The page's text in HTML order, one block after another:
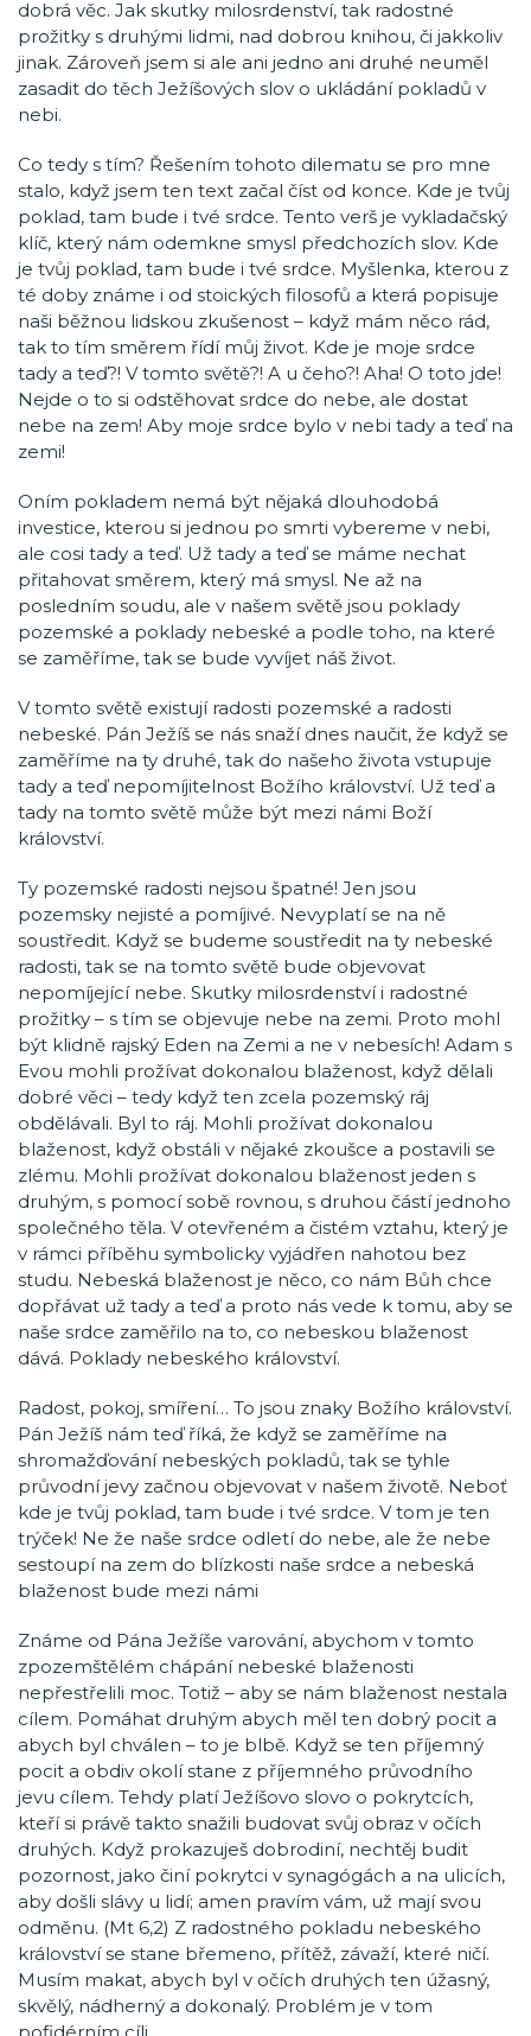
dobrá věc. Jak skutky milosrdenství, tak radostné
prožitky s druhými lidmi, nad dobrou knihou, či jakkoliv
jinak. Zároveň jsem si ale ani jedno ani druhé neuměl
zasadit do těch Ježíšových slov o ukládání pokladů v
nebi.
Co tedy s tím? Řešením tohoto dilematu se pro mne
stalo, když jsem ten text začal číst od konce. Kde je tvůj
poklad, tam bude i tvé srdce. Tento verš je vykladačský
klíč, který nám odemkne smysl předchozích slov. Kde
je tvůj poklad, tam bude i tvé srdce. Myšlenka, kterou z
té doby známe i od stoických filosofů a která popisuje
naši běžnou lidskou zkušenost – když mám něco rád,
tak to tím směrem řídí můj život. Kde je moje srdce
tady a teď?! V tomto světě?! A u čeho?! Aha! O toto jde!
Nejde o to si odstěhovat srdce do nebe, ale dostat
nebe na zem! Aby moje srdce bylo v nebi tady a teď na
zemi!
Oním pokladem nemá být nějaká dlouhodobá
investice, kterou si jednou po smrti vybereme v nebi,
ale cosi tady a teď. Už tady a teď se máme nechat
přitahovat směrem, který má smysl. Ne až na
posledním soudu, ale v našem světě jsou poklady
pozemské a poklady nebeské a podle toho, na které
se zaměříme, tak se bude vyvíjet náš život.
V tomto světě existují radosti pozemské a radosti
nebeské. Pán Ježíš se nás snaží dnes naučit, že když se
zaměříme na ty druhé, tak do našeho života vstupuje
tady a teď nepomíjitelnost Božího království. Už teď a
tady na tomto světě může být mezi námi Boží
království.
Ty pozemské radosti nejsou špatné! Jen jsou
pozemsky nejisté a pomíjivé. Nevyplatí se na ně
soustředit. Když se budeme soustředit na ty nebeské
radosti, tak se na tomto světě bude objevovat
nepomíjející nebe. Skutky milosrdenství i radostné
prožitky – s tím se objevuje nebe na zemi. Proto mohl
být klidně rajský Eden na Zemi a ne v nebesích! Adam s
Evou mohli prožívat dokonalou blaženost, když dělali
dobré věci – tedy když ten zcela pozemský ráj
obdělávali. Byl to ráj. Mohli prožívat dokonalou
blaženost, když obstáli v nějaké zkoušce a postavili se
zlému. Mohli prožívat dokonalou blaženost jeden s
druhým, s pomocí sobě rovnou, s druhou částí jednoho
společného těla. V otevřeném a čistém vztahu, který je
v rámci příběhu symbolicky vyjádřen nahotou bez
studu. Nebeská blaženost je něco, co nám Bůh chce
dopřávat už tady a teď a proto nás vede k tomu, aby se
naše srdce zaměřilo na to, co nebeskou blaženost
dává. Poklady nebeského království.
Radost, pokoj, smíření… To jsou znaky Božího království.
Pán Ježíš nám teď říká, že když se zaměříme na
shromažďování nebeských pokladů, tak se tyhle
průvodní jevy začnou objevovat v našem životě. Neboť
kde je tvůj poklad, tam bude i tvé srdce. V tom je ten
trýček! Ne že naše srdce odletí do nebe, ale že nebe
sestoupí na zem do blízkosti naše srdce a nebeská
blaženost bude mezi námi
Známe od Pána Ježíše varování, abychom v tomto
zpozemštělém chápání nebeské blaženosti
nepřestřelili moc. Totiž – aby se nám blaženost nestala
cílem. Pomáhat druhým abych měl ten dobrý pocit a
abych byl chválen – to je blbě. Když se ten příjemný
pocit a obdiv okolí stane z příjemného průvodního
jevu cílem. Tehdy platí Ježíšovo slovo o pokrytcích,
kteří si právě takto snažili budovat svůj obraz v očích
druhých. Když prokazuješ dobrodiní, nechtěj budit
pozornost, jako činí pokrytci v synagógách a na ulicích,
aby došli slávy u lidí; amen pravím vám, už mají svou
odměnu. (Mt 6,2) Z radostného pokladu nebeského
království se stane břemeno, přítěž, závaží, které ničí.
Musím makat, abych byl v očích druhých ten úžasný,
skvělý, nádherný a dokonalý. Problém je v tom